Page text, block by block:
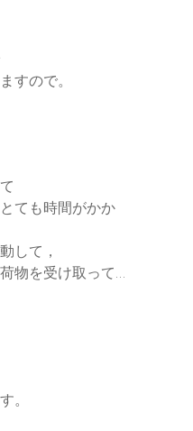
すので。
ても時間がかか
して，
物を受け取って…
。